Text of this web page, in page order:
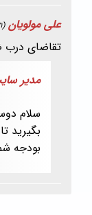
علی مولویان(1403/01/31)
تقاضای درب
مدیر
سلام
بگیرید
بودجه